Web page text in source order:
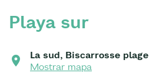
Playa sur
La sud, Biscarrosse plage
Mostrar mapa